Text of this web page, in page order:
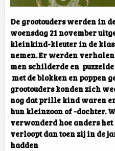
De grootouders werden in
woensdag 21 november
kleinkind-kleuter in de
nemen. Er werden
men schilderde en
met de blokken en poppen
grootouders konden zich
nog dat prille kind waren
hun kleinzoon of -dochter.
verwonderd hoe anders
verloopt dan toen zij in de
hadden